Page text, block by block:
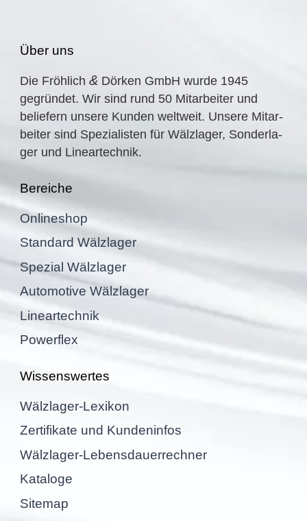
Über uns
Die Fröhlich &Dörken GmbH wurde 1945
gegrün­det. Wir sind rund 50Mitar­bei­ter und
belie­fern unsere Kunden weltweit. Unsere Mitar­
bei­ter sind Spezia­lis­ten für Wälzla­ger, Sonder­la­
ger und Lineartechnik.
Berei­che
Online­shop
Standard Wälzla­ger
Spezial Wälzla­ger
Automo­tive Wälzlager
Linear­tech­nik
Power­flex
Wissens­wer­tes
Wälzla­ger-Lexikon
Zerti­fi­kate und Kundeninfos
Wälzla­ger-Lebens­dau­er­rech­ner
Kataloge
Sitemap